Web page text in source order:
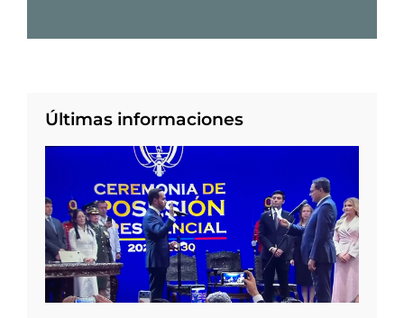
Últimas informaciones